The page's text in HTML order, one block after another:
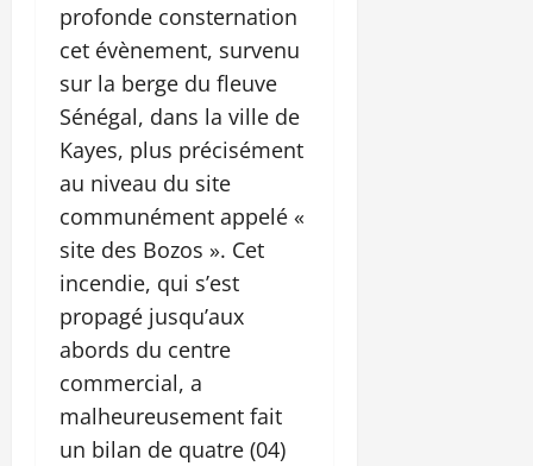
profonde consternation
cet évènement, survenu
sur la berge du fleuve
Sénégal, dans la ville de
Kayes, plus précisément
au niveau du site
communément appelé «
site des Bozos ». Cet
incendie, qui s’est
propagé jusqu’aux
abords du centre
commercial, a
malheureusement fait
un bilan de quatre (04)